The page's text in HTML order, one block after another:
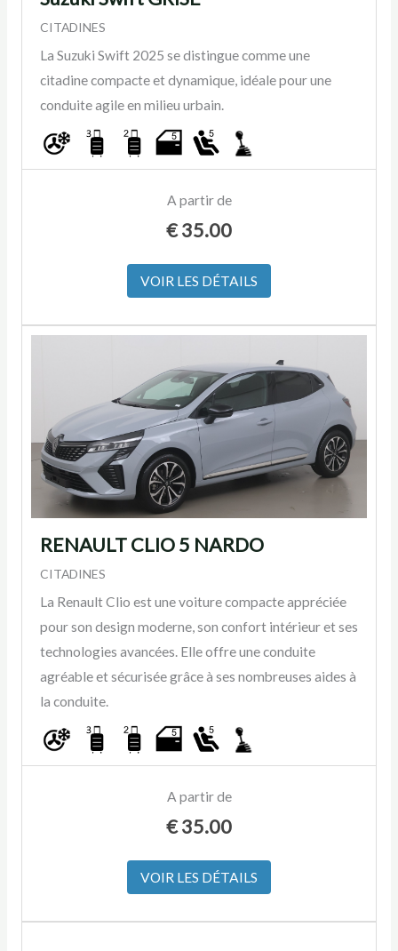
CITADINES
La Suzuki Swift 2025 se distingue comme une
citadine compacte et dynamique, idéale pour une
conduite agile en milieu urbain.
A partir de
€35.00
VOIR LES DÉTAILS
RENAULT CLIO 5 NARDO
CITADINES
La Renault Clio est une voiture compacte appréciée
pour son design moderne, son confort intérieur et ses
technologies avancées. Elle offre une conduite
agréable et sécurisée grâce à ses nombreuses aides à
la conduite.
A partir de
€35.00
VOIR LES DÉTAILS